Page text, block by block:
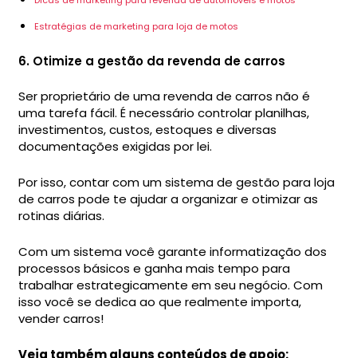
Estratégias de marketing para loja de motos
6. Otimize a gestão da revenda de carros
Ser proprietário de uma revenda de carros não é
uma tarefa fácil. É necessário controlar planilhas,
investimentos, custos, estoques e diversas
documentações exigidas por lei.
Por isso, contar com um sistema de gestão para loja
de carros pode te ajudar a organizar e otimizar as
rotinas diárias.
Com um sistema você garante informatização dos
processos básicos e ganha mais tempo para
trabalhar estrategicamente em seu negócio. Com
isso você se dedica ao que realmente importa,
vender carros!
Veja também alguns conteúdos de apoio: